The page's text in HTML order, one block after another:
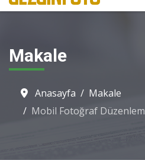
Makale
Anasayfa
Makale
Mobil Fotoğraf